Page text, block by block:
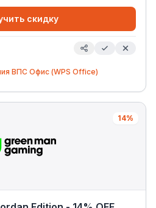
скидку
ВПС Офис (WPS Office)
14%